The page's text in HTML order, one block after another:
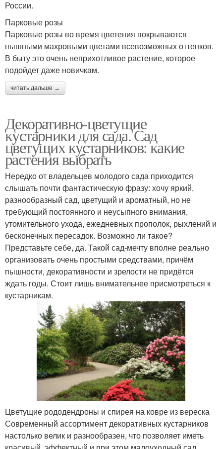
России.
Парковые розы
Парковые розы во время цветения покрываются
пышными махровыми цветами всевозможных оттенков.
В быту это очень неприхотливое растение, которое
подойдет даже новичкам.
читать дальше →
Декоративно-цветущие
кустарники для сада. Сад
цветущих кустарников: какие
растения выбрать
Нередко от владельцев молодого сада приходится
слышать почти фантастическую фразу: хочу яркий,
разнообразный сад, цветущий и ароматный, но не
требующий постоянного и неусыпного внимания,
утомительного ухода, ежедневных прополок, рыхлений и
бесконечных пересадок. Возможно ли такое?
Представьте себе, да. Такой сад-мечту вполне реально
организовать очень простыми средствами, причём
пышности, декоративности и зрелости не придётся
ждать годы. Стоит лишь внимательнее присмотреться к
кустарникам.
Цветущие рододендроны и спирея на ковре из вереска
Современный ассортимент декоративных кустарников
настолько велик и разнообразен, что позволяет иметь